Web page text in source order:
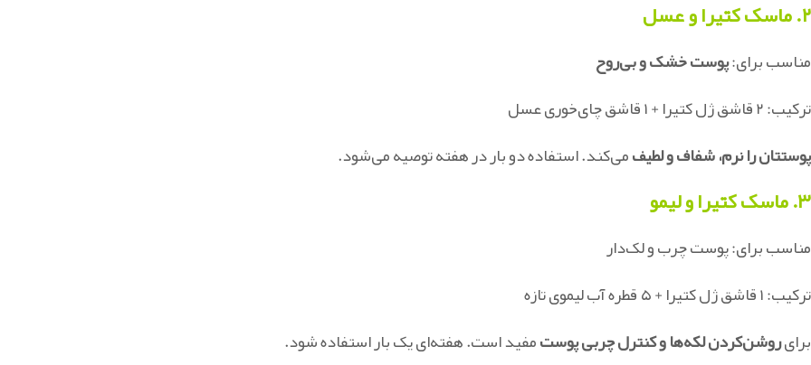
۲. ماسک کتیرا و عسل
مناسب برای:پوست خشک و بی‌روح
ترکیب: ۲ قاشق ژل کتیرا + ۱ قاشق چای‌خوری عسل
پوستتان را نرم، شفاف و لطیفمی‌کند. استفاده دو بار در هفته توصیه می‌شود.
۳. ماسک کتیرا و لیمو
مناسب برای: پوست چرب و لک‌دار
ترکیب: ۱ قاشق ژل کتیرا + ۵ قطره آب لیموی تازه
برایروشن‌کردن لکه‌ها و کنترل چربی پوستمفید است. هفته‌ای یک بار استفاده شود.